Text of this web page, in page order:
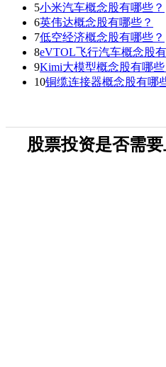
5小米汽车概念股有哪些？
6英伟达概念股有哪些？
7低空经济概念股有哪些？
8eVTOL飞行汽车概念股
9Kimi大模型概念股有哪些
10铜缆连接器概念股有哪
股票投资是否需